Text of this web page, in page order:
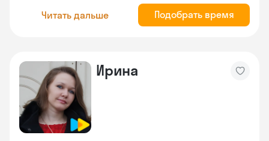
Читать дальше Подобрать время
Ирина